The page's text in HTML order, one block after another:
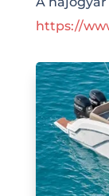
https://